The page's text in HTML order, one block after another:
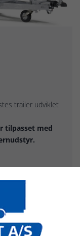
trailer udviklet
tilpasset med